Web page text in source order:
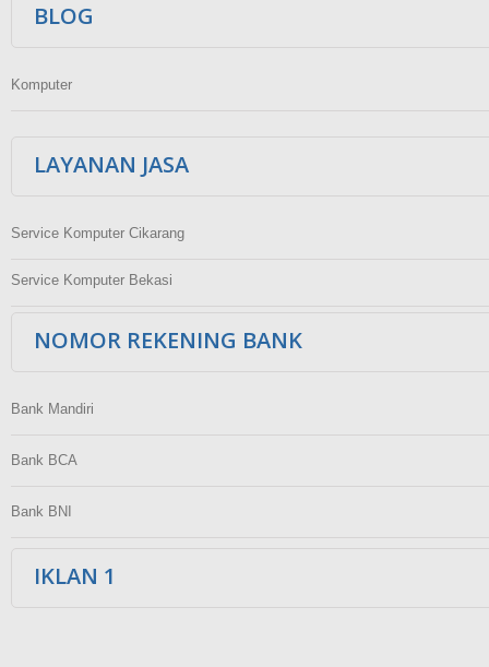
BLOG
Komputer
LAYANAN JASA
Service Komputer Cikarang
Service Komputer Bekasi
NOMOR REKENING BANK
Bank Mandiri
Bank BCA
Bank BNI
IKLAN 1